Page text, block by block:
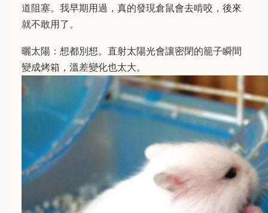
道阻塞。我早期用過，真的發現倉鼠會去啃咬，後來
就不敢用了。
曬太陽：想都別想。直射太陽光會讓密閉的籠子瞬間
變成烤箱，溫差變化也太大。